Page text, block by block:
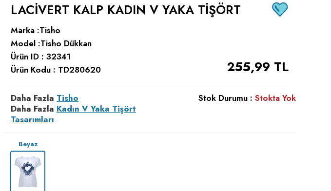
LACİVERT KALP KADIN V YAKA TIŞÖRT
Marka :Tisho
Model :Tisho Dükkan
Ürün ID : 32341
Ürün Kodu : TD280620 255,99 TL
Daha Fazla Tisho
Daha Fazla Kadın V Yaka Tişört
Tasarımları
Stok Durumu : Stokta Yok
Beyaz